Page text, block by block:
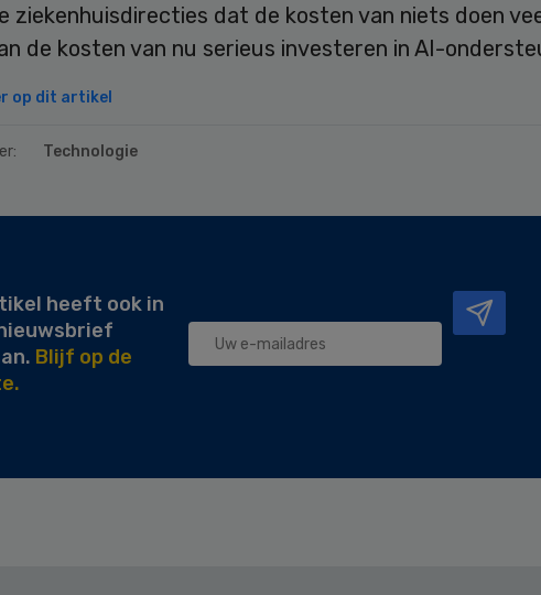
ziekenhuisdirecties dat de kosten van niets doen
de kosten van nu serieus investeren in AI-
op dit artikel
Technologie
heeft ook in
Blijf op de